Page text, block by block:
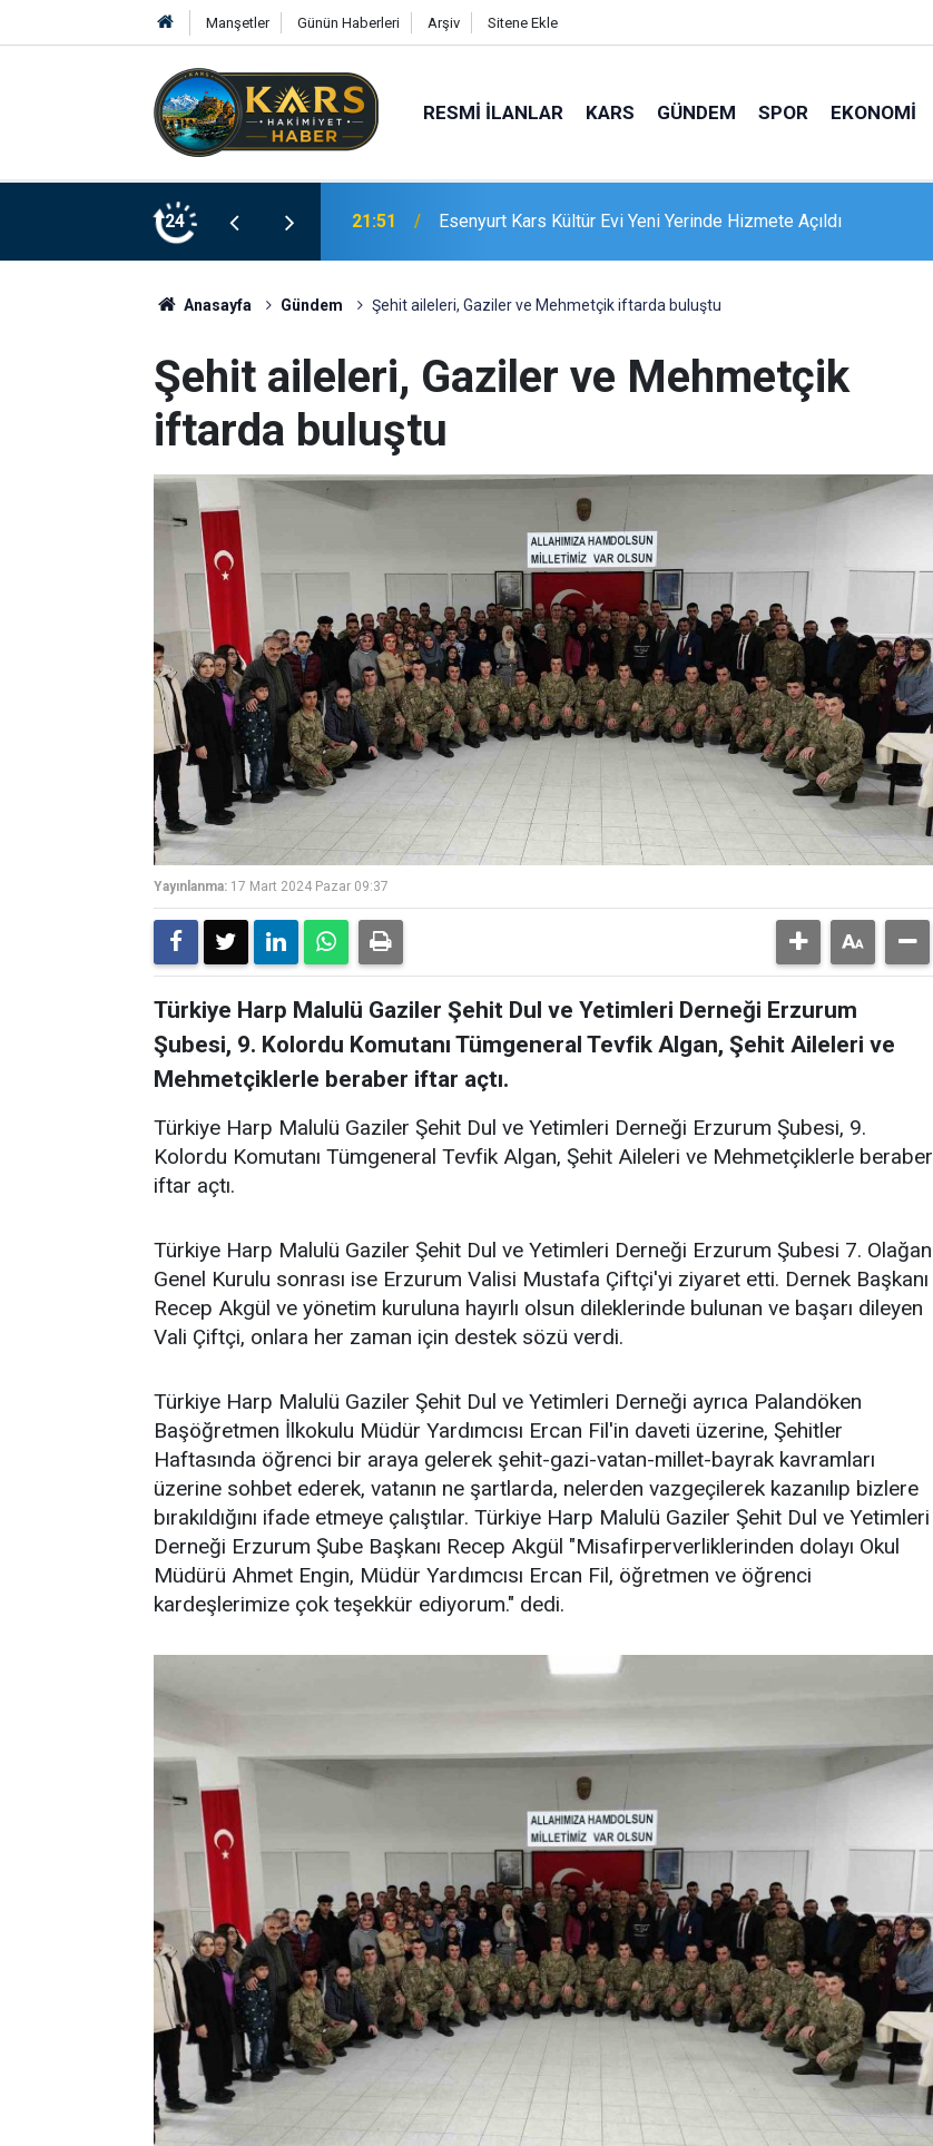
Manşetler Günün Haberleri Arşiv Sitene Ekle
RESMI İLANLAR KARS GÜNDEM SPOR EKONOMI
24
Hizmete Açıldı 21:19
merdivenle kurtardı
Anasayfa Gündem Şehit aileleri, Gaziler ve Mehmetçik iftarda buluştu
Şehit aileleri, Gaziler ve Mehmetçik
iftarda buluştu
Yayınlanma: 17 Mart 2024 Pazar 09:37
Türkiye Harp Malulü Gaziler Şehit Dul ve Yetimleri Derneği Erzurum
Şubesi, 9. Kolordu Komutanı Tümgeneral Tevfik Algan, Şehit Aileleri ve
Mehmetçiklerle beraber iftar açtı.
Türkiye Harp Malulü Gaziler Şehit Dul ve Yetimleri Derneği Erzurum Şubesi, 9.
Kolordu Komutanı Tümgeneral Tevfik Algan, Şehit Aileleri ve Mehmetçiklerle beraber
iftar açtı.
Türkiye Harp Malulü Gaziler Şehit Dul ve Yetimleri Derneği Erzurum Şubesi 7. Olağan
Genel Kurulu sonrası ise Erzurum Valisi Mustafa Çiftçi'yi ziyaret etti. Dernek Başkanı
Recep Akgül ve yönetim kuruluna hayırlı olsun dileklerinde bulunan ve başarı dileyen
Vali Çiftçi, onlara her zaman için destek sözü verdi.
Türkiye Harp Malulü Gaziler Şehit Dul ve Yetimleri Derneği ayrıca Palandöken
Başöğretmen İlkokulu Müdür Yardımcısı Ercan Fil'in daveti üzerine, Şehitler
Haftasında öğrenci bir araya gelerek şehit-gazi-vatan-millet-bayrak kavramları
üzerine sohbet ederek, vatanın ne şartlarda, nelerden vazgeçilerek kazanılıp bizlere
bırakıldığını ifade etmeye çalıştılar. Türkiye Harp Malulü Gaziler Şehit Dul ve Yetimleri
Derneği Erzurum Şube Başkanı Recep Akgül "Misafirperverliklerinden dolayı Okul
Müdürü Ahmet Engin, Müdür Yardımcısı Ercan Fil, öğretmen ve öğrenci
kardeşlerimize çok teşekkür ediyorum." dedi.